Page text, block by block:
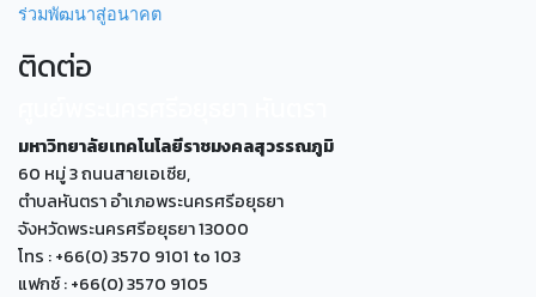
ร่วมพัฒนาสู่อนาคต
ติดต่อ
มหาวิทยาลัยเทคโนโลยีราชมงคลสุวรรณภูมิ
60 หมู่ 3 ถนนสายเอเซีย,
ตำบลหันตรา อำเภอพระนครศรีอยุธยา
จังหวัดพระนครศรีอยุธยา 13000
โทร : +66(0) 3570 9101 to 103
แฟกซ์ : +66(0) 3570 9105